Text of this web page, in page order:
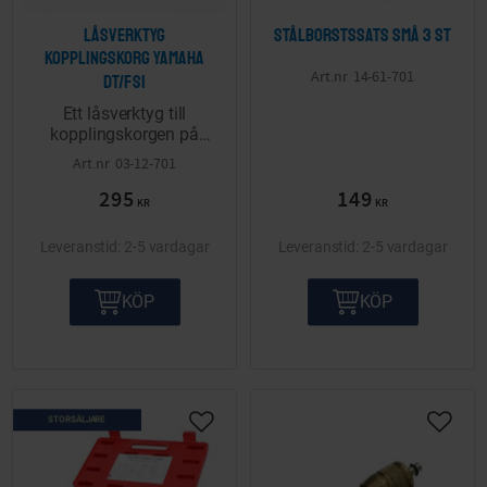
Låsverktyg
kopplingskorg Yamaha
DT/FS1
Ett låsverktyg till
kopplingskorgen på
Yamaha-motorer.
03-12-701
295 KR
2-5 vardagar
KÖP
Stålborstssats små 3 st
14-61-701
149 KR
2-5 vardagar
KÖP
STORSÄLJARE
Lägg till i önskelista Lägg